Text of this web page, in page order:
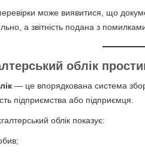
може виявитися, що
а звітність подана з
облік
— це впорядкована система
підприємства або підприємця.
облік показує: